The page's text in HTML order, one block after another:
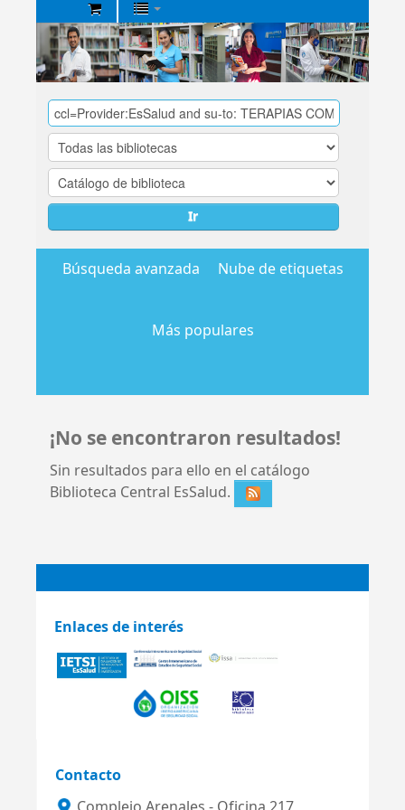
Biblioteca
Central
EsSalud
Ir
Búsqueda avanzada Nube de etiquetas
Más populares
¡No se encontraron resultados!
Sin resultados para ello en el catálogo
Biblioteca Central EsSalud.
Enlaces de interés
Contacto